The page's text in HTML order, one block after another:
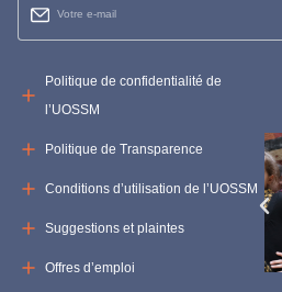
Politique de confidentialité de
l’UOSSM
Politique de Transparence
Conditions d’utilisation de l’UOSSM
Suggestions et plaintes
Offres d’emploi